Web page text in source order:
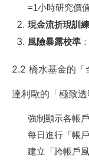
=1小時研究價值
現金流折現訓練
風險暴露校準
2.2 橋水基金的「
達利歐的「極致透
強制顯示各帳
每日進行「帳
建立「跨帳戶